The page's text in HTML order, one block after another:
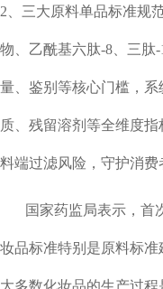
2、三大原料单品标准规
物、乙酰基六肽-8、三肽
量、鉴别等核心门槛，
质、残留溶剂等全维度
料端过滤风险，守护消费
国家药监局表示，首
妆品标准特别是原料标准
大多数化妆品的生产过